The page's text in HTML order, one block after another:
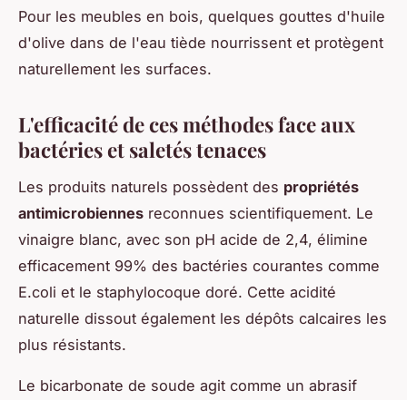
Pour les meubles en bois, quelques gouttes d'huile
d'olive dans de l'eau tiède nourrissent et protègent
naturellement les surfaces.
L'efficacité de ces méthodes face aux
bactéries et saletés tenaces
Les produits naturels possèdent des propriétés
antimicrobiennes reconnues scientifiquement. Le
vinaigre blanc, avec son pH acide de 2,4, élimine
efficacement 99% des bactéries courantes comme
E.coli et le staphylocoque doré. Cette acidité
naturelle dissout également les dépôts calcaires les
plus résistants.
Le bicarbonate de soude agit comme un abrasif